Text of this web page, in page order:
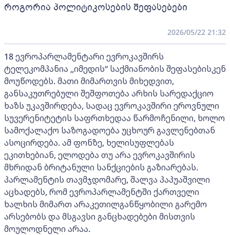
როგორია პოლიტიკოსების შეფასებები
2026/05/22 21:32
18 ევროპარლამენტარი ევროკავშირს
ტელეკომპანია „იმედის“ საქმიანობის შეფასებისკენ
მოუწოდებს. მათი მიმართვის მიხედვით,
განსაკუთრებული შეშფოთება არხის სარედაქციო
ხაზს უკავშირდება, სადაც ევროკავშირი ეროვნული
სუვერენიტეტის საფრთხედაა წარმოჩენილი, ხოლო
სამოქალაქო საზოგადოება უცხოურ გავლენებთან
ასოცირდება. ამ ფონზე, ხელისუფლებას
ეკითხებიან, ელოდება თუ არა ევროკავშირის
მხრიდან ბრიტანული სანქციების გაზიარებას.
პარლამენტის თავმჯდომარე, შალვა პაპუაშვილი
აცხადებს, რომ ევროპარლამენტში ქართველი
ხალხის მიმართ არაკეთილგანწყობილი გარემო
არსებობს და მსგავსი განცხადებები მისთვის
მოულოდნელი არაა.